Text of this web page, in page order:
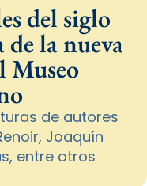
del siglo
la nueva
Museo
de autores
Joaquín
entre otros